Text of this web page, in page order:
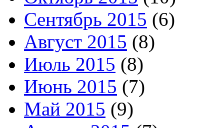
Сентябрь 2015 (6)
Август 2015 (8)
Июль 2015 (8)
Июнь 2015 (7)
Май 2015 (9)